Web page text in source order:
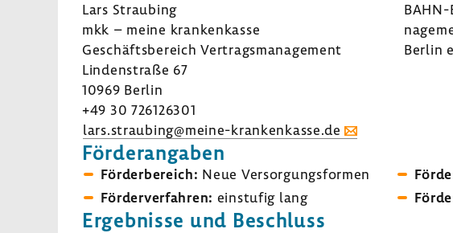
Lars Strau­bing
mkk – meine kran­ken­kasse
Geschäfts­be­reich Vertrags­ma­nage­ment
Linden­straße 67
10969 Berlin
+49 30 726126301
lars.strau­bing@meine-​krankenkasse.de
BAHN-​
Berlin
Förder­an­gaben
Förder­be­reich: Neue Versor­gungs­formen
Förder­ver­fahren: einstufig lang
Ergeb­nisse und Beschluss